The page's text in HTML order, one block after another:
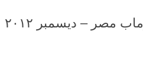
مصر – ديسمبر ٢٠١٢